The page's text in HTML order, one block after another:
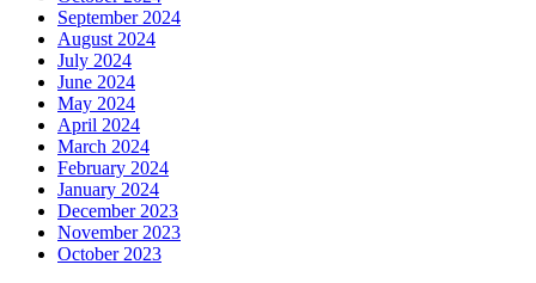
September 2024
August 2024
July 2024
June 2024
May 2024
April 2024
March 2024
February 2024
January 2024
December 2023
November 2023
October 2023